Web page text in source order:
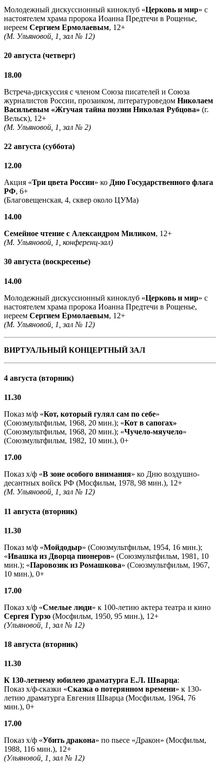
Молодежный дискуссионный киноклуб «Церковь и мир» с
настоятелем храма пророка Иоанна Предтечи в Рощенье,
иереем Сергием Ермолаевым, 12+
(М. Ульяновой, 1, зал № 12)
20 августа (четверг)
18.00
Встреча-дискуссия с членом Союза писателей и Союза
журналистов России, прозаиком, литературоведом Николаем
Васильевым «Жгучая тайна поэзии Николая Рубцова» (г.
Вельск), 12+
(М. Ульяновой, 1, зал № 2)
22 августа (суббота)
12.00
Акция «Три цвета России» ко Дню Государственного флага
РФ, 6+
(Благовещенская, 4, сквер около ЦУМа)
14.00
Семейное чтение с Александром Миликом, 12+
(М. Ульяновой, 1, конференц-зал)
30 августа (воскресенье)
14.00
Молодежный дискуссионный киноклуб «Церковь и мир» с
настоятелем храма пророка Иоанна Предтечи в Рощенье,
иереем Сергием Ермолаевым, 12+
(М. Ульяновой, 1, зал № 12)
ВИРТУАЛЬНЫЙ КОНЦЕРТНЫЙ ЗАЛ
4 августа (вторник)
11.30
Показ м/ф «Кот, который гулял сам по себе»
(Союзмультфильм, 1968, 20 мин.); «Кот в сапогах»
(Союзмультфильм, 1968, 20 мин.); «Чучело-мяучело»
(Союзмультфильм, 1982, 10 мин.), 0+
17.00
Показ х/ф «В зоне особого внимания» ко Дню воздушно-
десантных войск РФ (Мосфильм, 1978, 98 мин.), 12+
(М. Ульяновой, 1, зал № 12)
11 августа (вторник)
11.30
Показ м/ф «Мойдодыр» (Союзмультфильм, 1954, 16 мин.);
«Ивашка из Дворца пионеров» (Союзмультфильм, 1981, 10
мин.); «Паровозик из Ромашкова» (Союзмультфильм, 1967,
10 мин.), 0+
17.00
Показ х/ф «Смелые люди» к 100-летию актера театра и кино
Сергея Гурзо (Мосфильм, 1950, 95 мин.), 12+
(Ульяновой, 1, зал № 12)
18 августа (вторник)
11.30
К 130-летнему юбилею драматурга Е.Л. Шварца:
Показ х/ф-сказки «Сказка о потерянном времени» к 130-
летию драматурга Евгения Шварца (Мосфильм, 1964, 76
мин.), 0+
17.00
Показ х/ф «Убить дракона» по пьесе «Дракон» (Мосфильм,
1988, 116 мин.), 12+
(Ульяновой, 1, зал № 12)